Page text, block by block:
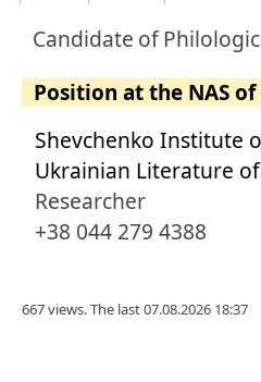
Candidate of
Position at the NAS
Shevchenko Institute
Ukrainian Literature
Researcher
+38 044 279 4388
667 views. The last 07.08.2026 18:37